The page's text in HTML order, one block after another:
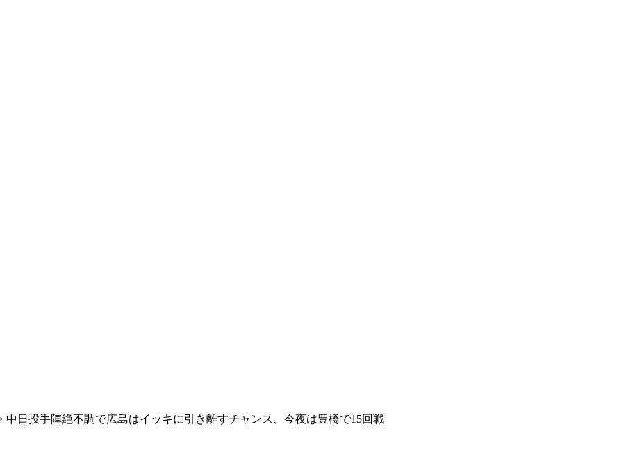
中日投手陣絶不調で広島はイッキに引き離すチャンス、今夜は豊橋で15回戦